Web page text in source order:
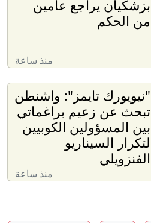
بزشكيان يراجع عامين
من الحكم
منذ ساعة
"نيويورك تايمز": واشنطن
تبحث عن زعيم براغماتي
بين المسؤولين الكوبيين
لتكرار السيناريو
الفنزويلي
منذ ساعة